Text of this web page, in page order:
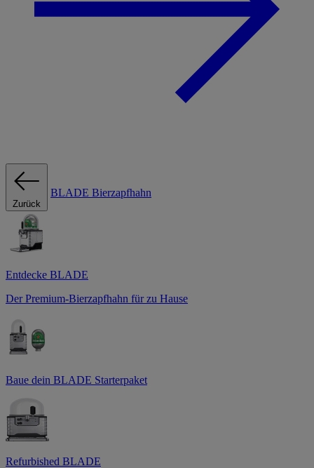
Zurück
BLADE Bierzapfhahn
Entdecke BLADE
Der Premium-Bierzapfhahn für zu Hause
Baue dein BLADE Starterpaket
Refurbished BLADE